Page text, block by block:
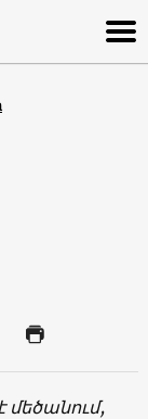
մեծանում,